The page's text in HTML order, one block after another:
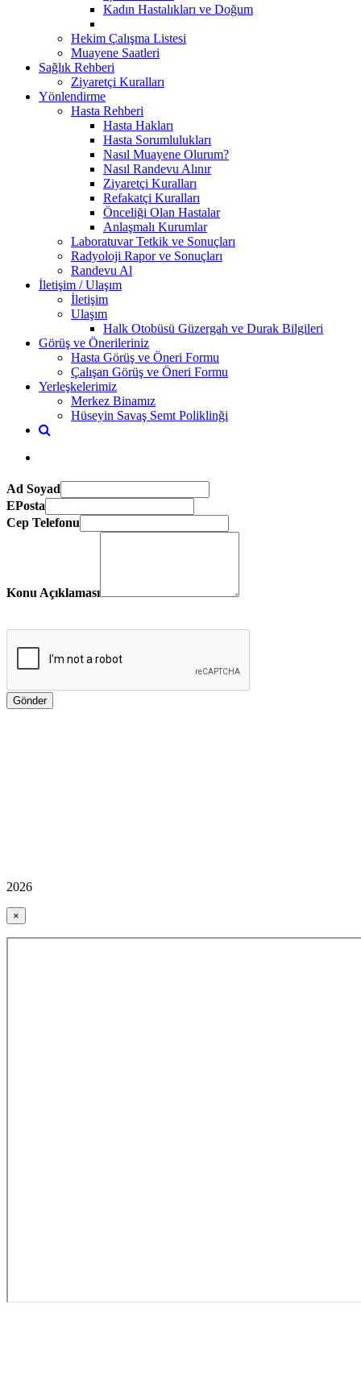
Kadın Hastalıkları ve Doğum
Hekim Çalışma Listesi
Muayene Saatleri
Sağlık Rehberi
Ziyaretçi Kuralları
Yönlendirme
Hasta Rehberi
Hasta Hakları
Hasta Sorumlulukları
Nasıl Muayene Olurum?
Nasıl Randevu Alınır
Ziyaretçi Kuralları
Refakatçi Kuralları
Önceliği Olan Hastalar
Anlaşmalı Kurumlar
Laboratuvar Tetkik ve Sonuçları
Radyoloji Rapor ve Sonuçları
Randevu Al
İletişim / Ulaşım
İletişim
Ulaşım
Halk Otobüsü Güzergah ve Durak Bilgileri
Görüş ve Önerileriniz
Hasta Görüş ve Öneri Formu
Çalışan Görüş ve Öneri Formu
Yerleşkelerimiz
Merkez Binamız
Hüseyin Savaş Semt Poliklinği
Ad Soyad
EPosta
Cep Telefonu
Konu Açıklaması
2026
×